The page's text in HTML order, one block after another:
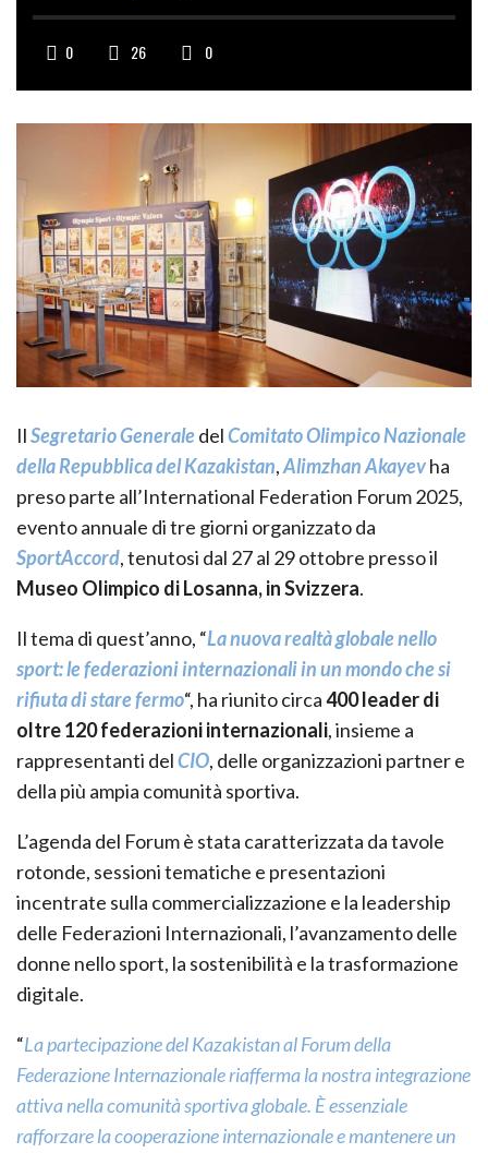
0 26 0
IlSegretario GeneraledelComitato Olimpico Nazionale
della Repubblica del Kazakistan,Alimzhan Akayevha
preso parte all’International Federation Forum 2025,
evento annuale di tre giorni organizzato da
SportAccord, tenutosi dal 27 al 29 ottobre presso il
Museo Olimpico di Losanna, in Svizzera.
Il tema di quest’anno, “La nuova realtà globale nello
sport: le federazioni internazionali in un mondo che si
rifiuta di stare fermo“, ha riunito circa400 leader di
oltre 120 federazioni internazionali, insieme a
rappresentanti delCIO, delle organizzazioni partner e
della più ampia comunità sportiva.
L’agenda del Forum è stata caratterizzata da tavole
rotonde, sessioni tematiche e presentazioni
incentrate sulla commercializzazione e la leadership
delle Federazioni Internazionali, l’avanzamento delle
donne nello sport, la sostenibilità e la trasformazione
digitale.
“La partecipazione del Kazakistan al Forum della
Federazione Internazionale riafferma la nostra integrazione
attiva nella comunità sportiva globale. È essenziale
rafforzare la cooperazione internazionale e mantenere un